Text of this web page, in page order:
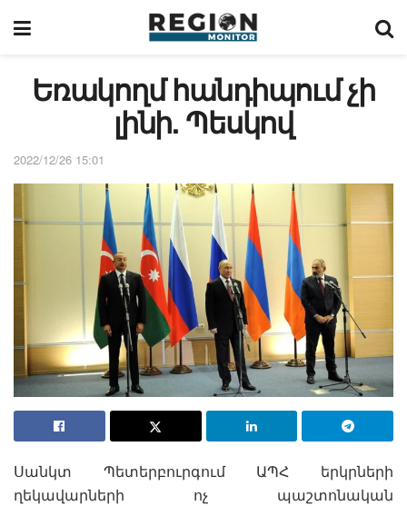
Եռակողմ հանդիպում չի
լինի. Պեսկով
2022/12/26 15:01
Սանկտ Պետերբուրգում ԱՊՀ երկրների
ղեկավարների ոչ պաշտոնական